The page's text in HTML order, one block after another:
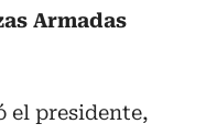
Armadas
el presidente,